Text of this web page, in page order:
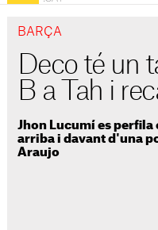
BARÇA
Deco té un
B a Tah i
Jhon Lucumí es perfila
arriba i davant d'una
Araujo